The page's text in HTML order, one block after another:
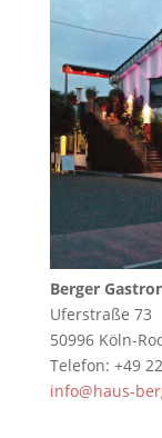
Berger
Uferstraße 73
50996 Köln-
Telefon: +49
info@haus-